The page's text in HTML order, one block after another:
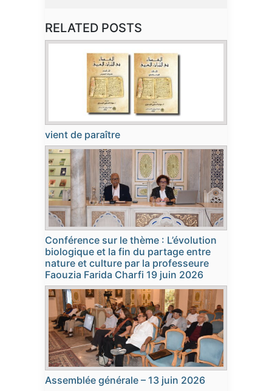
RELATED POSTS
vient de paraître
Conférence sur le thème : L’évolution
biologique et la fin du partage entre
nature et culture par la professeure
Faouzia Farida Charfi 19 juin 2026
Assemblée générale – 13 juin 2026